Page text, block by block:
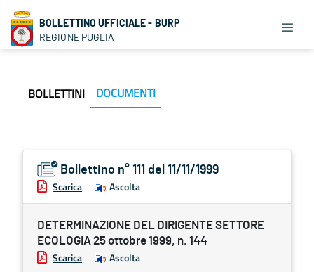
BOLLETTINO UFFICIALE - BURP
REGIONE PUGLIA
BOLLETTINI DOCUMENTI
Bollettino n° 111 del 11/11/1999
Scarica Ascolta
DETERMINAZIONE DEL DIRIGENTE SETTORE
ECOLOGIA 25 ottobre 1999, n. 144
Scarica Ascolta